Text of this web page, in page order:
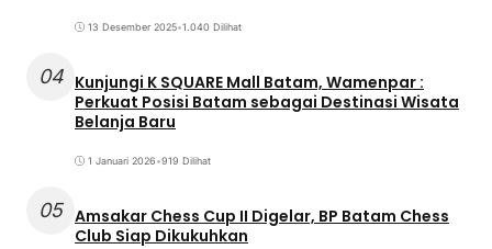
13 Desember 2025•1.040 Dilihat
04 Kunjungi K SQUARE Mall Batam, Wamenpar :
Perkuat Posisi Batam sebagai Destinasi Wisata
Belanja Baru
1 Januari 2026•919 Dilihat
05 Amsakar Chess Cup II Digelar, BP Batam Chess
Club Siap Dikukuhkan